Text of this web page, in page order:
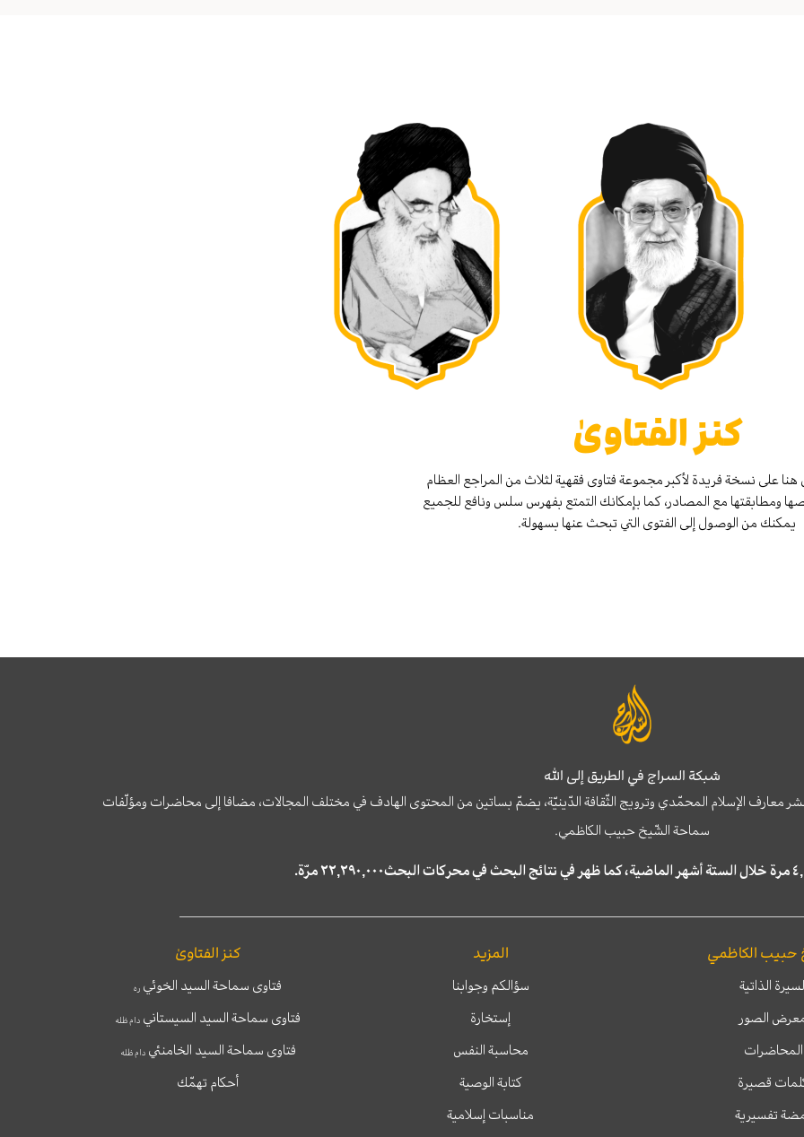
كنز الفتاوىٰ
على نسخة فريدة لأكبر مجموعة فتاوى فقهية لثلاث من المراجع العظام
ومطابقتها مع المصادر، كما بإمكانك التمتع بفهرس سلس ونافع للجميع
يمكنك من الوصول إلى الفتوى التي تبحث عنها بسهولة.
شبكة السراج في الطريق إلى الله
معارف الإسلام المحمّدي وترويج الثّقافة الدّينيّة، يضمّ بساتين من المحتوى الهادف في مختلف المجالات، مضافا إلى محاضرات ومؤلّفات
سماحة الشّيخ حبيب الكاظمي.
حبيب الكاظمي
الذاتية
الصور
المحاضرات
قصيرة
تفسيرية
المزيد
سؤالكم وجوابنا
إستخارة
محاسبة النفس
كتابة الوصية
مناسبات إسلامية
كنز الفتاوىٰ
فتاوى سماحة السيد الخوئي ره
فتاوى سماحة السيد السيستاني دام ظله
فتاوى سماحة السيد الخامنئيدام ظله
أحكام تهمّك